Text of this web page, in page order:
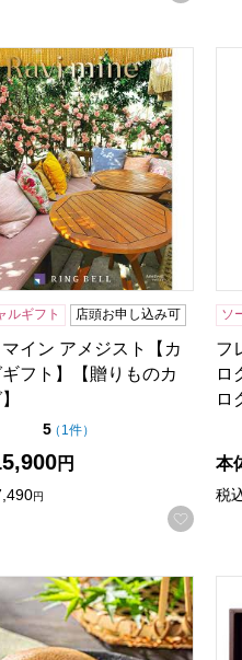
マイル【カタログギフト】
に登録する
マイン アメジスト【カタログ
ルギフト 店頭お申し込み可
イン アメジスト【カ
フト】【贈りものカ
5点（5点満点中）
（ 1件の評価
）
円
円
お気
ソ
フ
ロ
ロ
本
税
あんみつ＆京くずきりセッ
治 茶游堂 京・宇治どら焼き 6
ができます。
きます。